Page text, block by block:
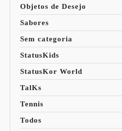
Objetos de Desejo
Sabores
Sem categoria
StatusKids
StatusKor World
TalKs
Tennis
Todos